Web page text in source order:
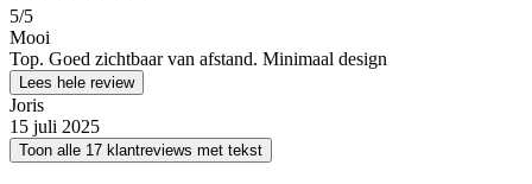
5/5
Mooi
Top. Goed zichtbaar van afstand. Minimaal design
Lees hele review
Joris
15 juli 2025
Toon alle 17 klantreviews met tekst